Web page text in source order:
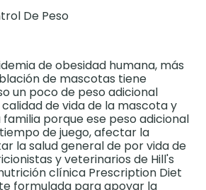
De Peso
de obesidad humana, más
de mascotas tiene
un poco de peso adicional
de vida de la mascota y
porque ese peso adicional
de juego, afectar la
la salud general de por vida de
y veterinarios de Hill's
clínica Prescription Diet
formulada para apoyar la